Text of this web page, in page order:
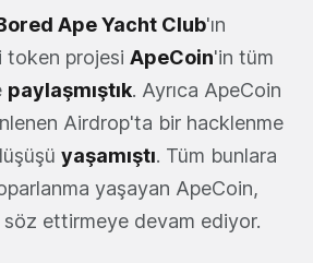
Ape Yacht Club'ın
token projesi ApeCoin'in tüm
paylaşmıştık. Ayrıca ApeCoin
Airdrop'ta bir hacklenme
yaşamıştı. Tüm bunlara
yaşayan ApeCoin,
söz ettirmeye devam ediyor.